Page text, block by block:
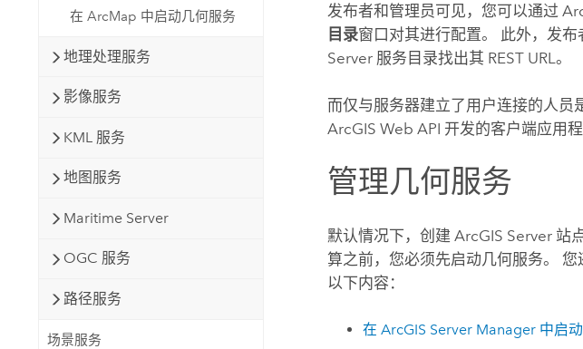
在 ArcMap 中启动几何服务
地理处理服务
影像服务
KML 服务
地图服务
Maritime Server
OGC 服务
路径服务
场景服务
发布者和管理员可见，您可以通过
目录窗口对其进行配置。 此外，发
Server 服务目录找出其 REST URL。
而仅与服务器建立了用户连接的人员
ArcGIS Web API 开发的客户端应用
管理几何服务
默认情况下，创建ArcGIS Server 站
算之前，您必须先启动几何服务。
以下内容：
在 ArcGIS Server Manager中启